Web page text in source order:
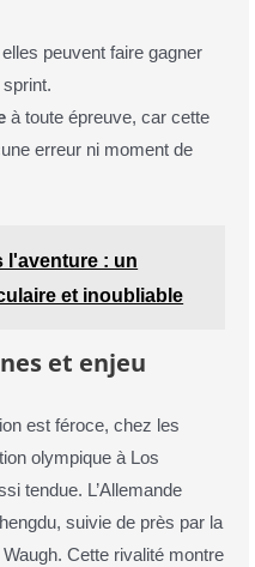
elles peuvent faire gagner
à toute épreuve, car cette
erreur ni moment de
l'aventure : un
et inoubliable
et enjeu
est féroce, chez les
olympique à Los
tendue. L’Allemande
suivie de près par la
Cette rivalité montre